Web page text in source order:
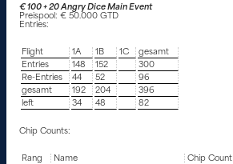
€ 100 + 20 Angry Dice Main Event
Preispool: € 50.000 GTD
Entries:
Flight 1A 1B 1C
gesamt
Entries
148 152
300
Re-Entries
44 52
96
gesamt
192 204
396
left
34 48 82
Chip Counts:
Rang Name Chip Count